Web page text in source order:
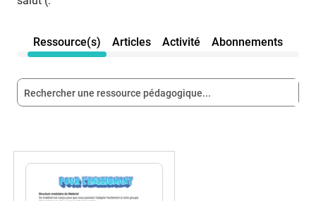
Ressource(s) Articles Activité Abonnements